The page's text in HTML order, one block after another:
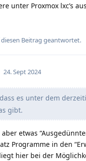
unter Proxmox lxc’s
Beitrag geantwortet.
24. Sept 2024
dass es unter dem
gibt.
etwas
Programme in den
hier bei der